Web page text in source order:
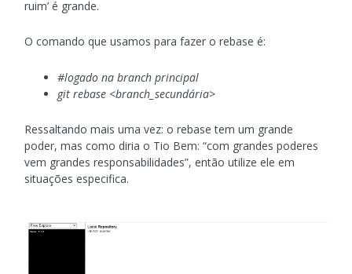
ruim’ é grande.
O comando que usamos para fazer o rebase é:
#logado na branch principal
git rebase <branch_secundária>
Ressaltando mais uma vez: o rebase tem um grande
poder, mas como diria o Tio Bem: “com grandes poderes
vem grandes responsabilidades”, então utilize ele em
situações especifica.